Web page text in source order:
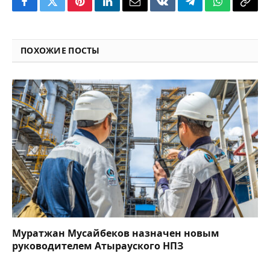
FacebookTwitterPinterestLinkedInEmailVKontakteTelegramWhatsApp
Copy
ПОХОЖИЕ ПОСТЫ
Муратжан Мусайбеков назначен новым
руководителем Атырауского НПЗ